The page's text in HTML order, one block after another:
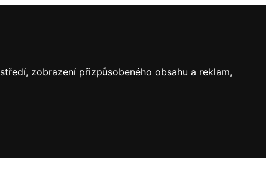
zobrazení přizpůsobeného obsahu a reklam,